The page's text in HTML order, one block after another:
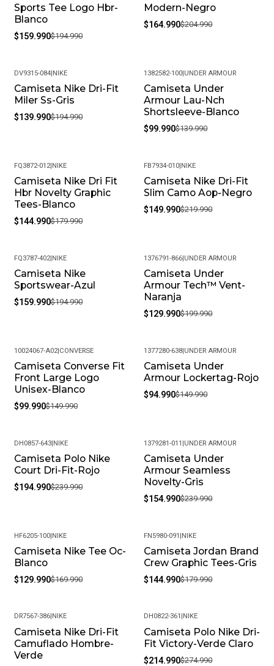
Sports Tee Logo Hbr-
Blanco
$159.990$194.990
Modern-Negro
$164.990$204.990
-28%
DV9315-084|NIKE
Camiseta Nike Dri-Fit
Miler Ss-Gris
$139.990$194.990
-29%
1382582-100|UNDER ARMOUR
Camiseta Under
Armour Lau-Nch
Shortsleeve-Blanco
$99.990$139.990
-19%
FQ3872-012|NIKE
Camiseta Nike Dri Fit
Hbr Novelty Graphic
Tees-Blanco
$144.990$179.990
-32%
FB7934-010|NIKE
Camiseta Nike Dri-Fit
Slim Camo Aop-Negro
$149.990$219.990
-18%
FQ3787-402|NIKE
Camiseta Nike
Sportswear-Azul
$159.990$194.990
-35%
1376791-866|UNDER ARMOUR
Camiseta Under
Armour Tech™ Vent-
Naranja
$129.990$199.990
-33%
10024067-A02|CONVERSE
Camiseta Converse Fit
Front Large Logo
Unisex-Blanco
$99.990$149.990
-37%
1377280-638|UNDER ARMOUR
Camiseta Under
Armour Lockertag-Rojo
$94.990$149.990
-19%
DH0857-643|NIKE
Camiseta Polo Nike
Court Dri-Fit-Rojo
$194.990$239.990
-35%
1379281-011 |UNDER ARMOUR
Camiseta Under
Armour Seamless
Novelty-Gris
$154.990$239.990
-24%
HF6205-100|NIKE
Camiseta Nike Tee Oc-
Blanco
$129.990$169.990
-19%
FN5980-091 |NIKE
Camiseta Jordan Brand
Crew Graphic Tees-Gris
$144.990$179.990
-33%
DR7567-386| NIKE
Camiseta Nike Dri-Fit
Camuflado Hombre-
Verde
-22%
DH0822-361 NIKE
Camiseta Polo Nike Dri-
Fit Victory-Verde Claro
$214.990$274.990